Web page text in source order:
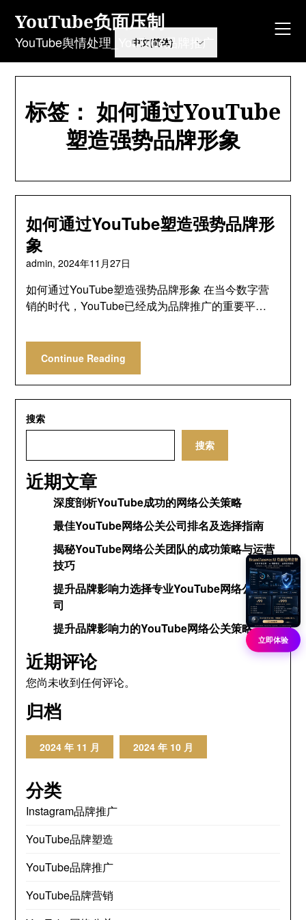
content
YouTube负面压制
YouTube舆情处理_YouTube品牌推广
标签： 如何通过YouTube
塑造强势品牌形象
如何通过YouTube塑造强势品牌形
象
admin,2024年11月27日
如何通过YouTube塑造强势品牌形象 在当今数字营
销的时代，YouTube已经成为品牌推广的重要平…
Continue Reading
搜索
搜索
近期文章
深度剖析YouTube成功的网络公关策略
最佳YouTube网络公关公司排名及选择指南
揭秘YouTube网络公关团队的成功策略与运营
技巧
提升品牌影响力选择专业YouTube网络公关公
司
提升品牌影响力的YouTube网络公关策略
近期评论
您尚未收到任何评论。
归档
2024 年 11 月 2024 年 10 月
分类
Instagram品牌推广
YouTube品牌塑造
YouTube品牌推广
YouTube品牌营销
立即体验